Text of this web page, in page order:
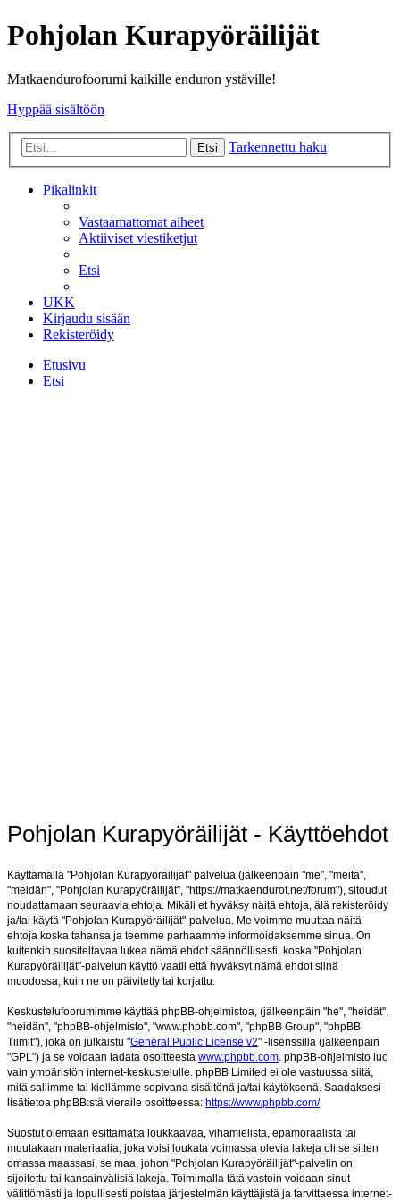
Pohjolan Kurapyöräilijät
Matkaendurofoorumi kaikille enduron ystäville!
Hyppää sisältöön
Etsi Tarkennettu haku
Pikalinkit
Vastaamattomat aiheet
Aktiiviset viestiketjut
Etsi
UKK
Kirjaudu sisään
Rekisteröidy
Etusivu
Etsi
Pohjolan Kurapyöräilijät - Käyttöehdot
Käyttämällä "Pohjolan Kurapyöräilijät" palvelua (jälkeenpäin "me", "meitä",
"meidän", "Pohjolan Kurapyöräilijät", "https://matkaendurot.net/forum"), sitoudut
noudattamaan seuraavia ehtoja. Mikäli et hyväksy näitä ehtoja, älä rekisteröidy
ja/tai käytä "Pohjolan Kurapyöräilijät"-palvelua. Me voimme muuttaa näitä
ehtoja koska tahansa ja teemme parhaamme informoidaksemme sinua. On
kuitenkin suositeltavaa lukea nämä ehdot säännöllisesti, koska "Pohjolan
Kurapyöräilijät"-palvelun käyttö vaatii että hyväksyt nämä ehdot siinä
muodossa, kuin ne on päivitetty tai korjattu.
Keskustelufoorumimme käyttää phpBB-ohjelmistoa, (jälkeenpäin "he", "heidät",
"heidän", "phpBB-ohjelmisto", "www.phpbb.com", "phpBB Group", "phpBB
Tiimit"), joka on julkaistu "General Public License v2" -lisenssillä (jälkeenpäin
"GPL") ja se voidaan ladata osoitteesta www.phpbb.com. phpBB-ohjelmisto luo
vain ympäristön internet-keskustelulle. phpBB Limited ei ole vastuussa siitä,
mitä sallimme tai kiellämme sopivana sisältönä ja/tai käytöksenä. Saadaksesi
lisätietoa phpBB:stä vieraile osoitteessa: https://www.phpbb.com/.
Suostut olemaan esittämättä loukkaavaa, vihamielistä, epämoraalista tai
muutakaan materiaalia, joka voisi loukata voimassa olevia lakeja oli se sitten
omassa maassasi, se maa, johon "Pohjolan Kurapyöräilijät"-palvelin on
sijoitettu tai kansainvälisiä lakeja. Toimimalla tätä vastoin voidaan sinut
välittömästi ja lopullisesti poistaa järjestelmän käyttäjistä ja tarvittaessa internet-